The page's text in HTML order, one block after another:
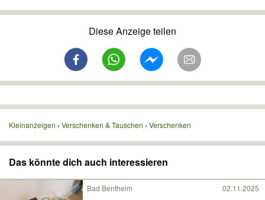
Diese Anzeige teilen
Kleinanzeigen Verschenken & Tauschen Verschenken
Das könnte dich auch interessieren
Bad Bentheim 02.11.2025